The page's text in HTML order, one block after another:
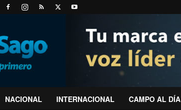
NACIONAL INTERNACIONAL CAMPO AL DÍA